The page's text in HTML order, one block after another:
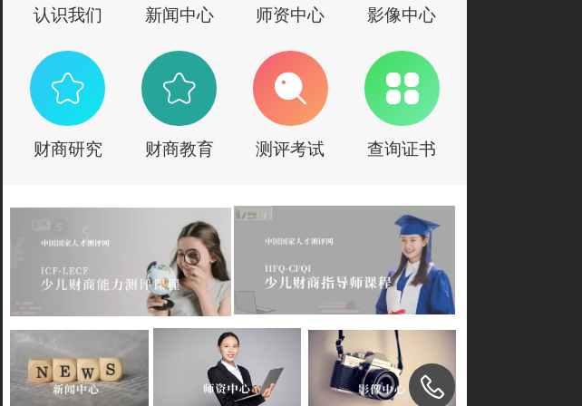
认识我们 新闻中心 师资中心 影像中心
财商研究 财商教育 测评考试 查询证书